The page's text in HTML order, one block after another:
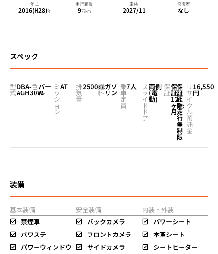
年式
2016(H28)年
走行距離
9万km
車検
2027/11
修復歴
なし
スペック
型
式
DBA-
AGH30W
色パー
ル
ミ
ッ
シ
ョ
ン
AT 排
気
量
2500cc
燃
料
ガソ
リン
乗
車
定
員
7人 ス
ラ
イ
ド
ド
ア
両側
(電
動)
保
証
保
証:
12
ヶ
月
保
証
距
離:
走
行
無
制
限
リ
サ
イ
ク
ル
預
託
金
16,550
円
装備
基本装備
禁煙車
パワステ
パワーウィンドウ
安全装備
バックカメラ
フロントカメラ
サイドカメラ
内装・外装
パワーシート
本革シート
シートヒーター